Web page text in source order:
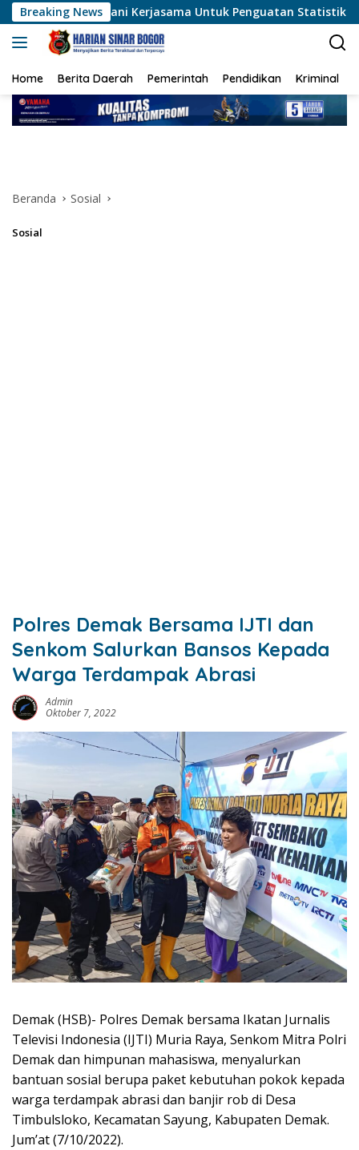
Langsung
ke
konten
Breaking NewsUntuk Penguatan Statistik Aswar Humas &
Home Berita Daerah Pemerintah Pendidikan Kriminal
Beranda Sosial
Sosial
Polres Demak Bersama IJTI dan
Senkom Salurkan Bansos Kepada
Warga Terdampak Abrasi
Admin
Oktober 7, 2022
Demak (HSB)- Polres Demak bersama Ikatan Jurnalis
Televisi Indonesia (IJTI) Muria Raya, Senkom Mitra Polri
Demak dan himpunan mahasiswa, menyalurkan
bantuan sosial berupa paket kebutuhan pokok kepada
warga terdampak abrasi dan banjir rob di Desa
Timbulsloko, Kecamatan Sayung, Kabupaten Demak.
Jum’at (7/10/2022).